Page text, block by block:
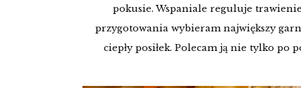
pokusie. Wspaniale reguluje
przygotowania wybieram największy
ciepły posiłek. Polecam ją nie tylko